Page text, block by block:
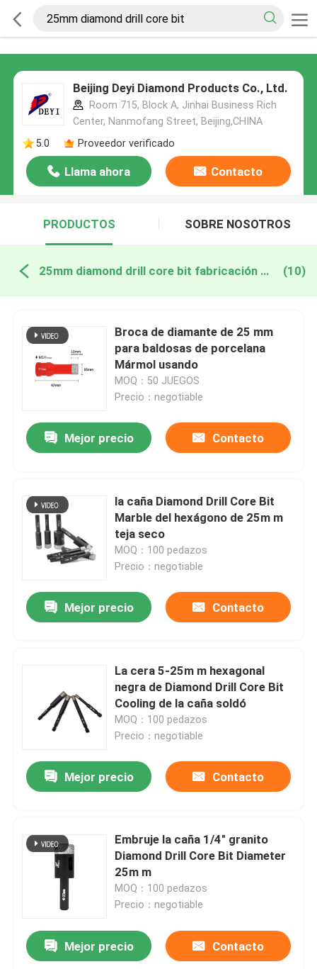
Beijing Deyi Diamond Products Co., Ltd.
Room 715, Block A, Jinhai Business Rich
Center, Nanmofang Street, Beijing,CHINA
5.0
Proveedor verificado
Llama ahora Contacto
PRODUCTOS SOBRE NOSOTROS
25mm diamond drill core bit fabricación en línea (10)
Broca de diamante de 25 mm
para baldosas de porcelana
Mármol usando
MOQ：50 JUEGOS
Precio：negotiable
Mejor precio Contacto
la caña Diamond Drill Core Bit
Marble del hexágono de 25m m
teja seco
MOQ：100 pedazos
Precio：negotiable
Mejor precio Contacto
La cera 5-25m m hexagonal
negra de Diamond Drill Core Bit
Cooling de la caña soldó
MOQ：100 pedazos
Precio：negotiable
Mejor precio Contacto
Embruje la caña 1/4" granito
Diamond Drill Core Bit Diameter
25m m
MOQ：100 pedazos
Precio：negotiable
Mejor precio Contacto